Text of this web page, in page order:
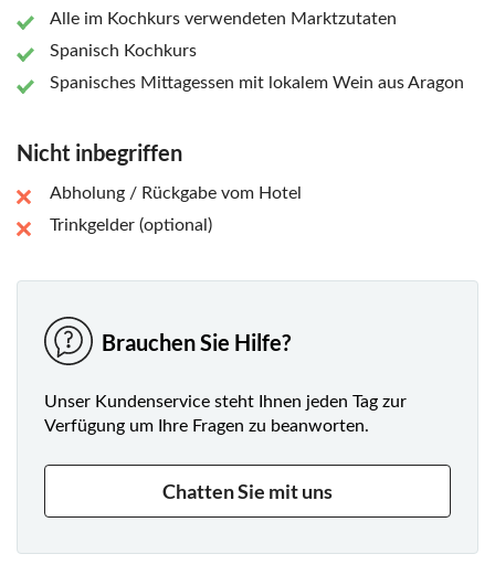
Alle im Kochkurs verwendeten Marktzutaten
Spanisch Kochkurs
Spanisches Mittagessen mit lokalem Wein aus Aragon
Nicht inbegriffen
Abholung / Rückgabe vom Hotel
Trinkgelder (optional)
Brauchen Sie Hilfe?
Unser Kundenservice steht Ihnen jeden Tag zur
Verfügung um Ihre Fragen zu beanworten.
Chatten Sie mit uns